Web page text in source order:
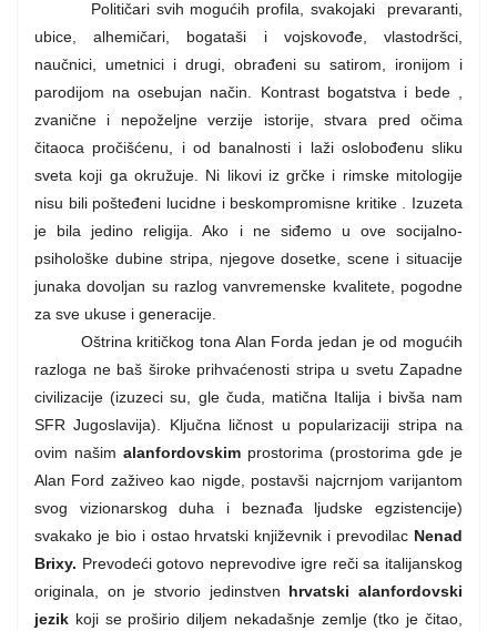
Političari svih mogućih profila, svakojaki
prevaranti,
ubice, alhemičari, bogataši i vojskovođe, vlastodršci,
naučnici, umetnici i drugi, obrađeni su satirom, ironijom i
parodijom na osebujan način. Kontrast bogatstva i bede ,
zvanične i nepoželjne verzije istorije, stvara pred očima
čitaoca pročišćenu, i od banalnosti i laži oslobođenu sliku
sveta koji ga okružuje. Ni likovi iz grčke i rimske mitologije
nisu bili pošteđeni lucidne i beskompromisne kritike . Izuzeta
je bila jedino religija. Ako i ne siđemo u ove socijalno-
psihološke dubine stripa, njegove dosetke, scene i situacije
junaka dovoljan su razlog vanvremenske kvalitete, pogodne
za sve ukuse i generacije.
Oštrina kritičkog tona Alan Forda jedan je od mogućih
razloga ne baš široke prihvaćenosti stripa u svetu Zapadne
civilizacije(izuzeci su, gle čuda, matična Italija i bivša nam
SFR Jugoslavija). Ključna ličnost u popularizaciji stripa na
ovim našim alanfordovskim prostorima (prostorima gde je
Alan Ford zaživeo kao nigde, postavši najcrnjom varijantom
svog vizionarskog duha i beznađa ljudske egzistencije)
svakako je bio i ostao hrvatski književnik i prevodilac Nenad
Brixy. Prevodeći gotovo neprevodive igre reči sa italijanskog
originala, on je stvorio jedinstven hrvatski alanfordovski
jezik koji se proširio diljem nekadašnje zemlje(tko je čitao,